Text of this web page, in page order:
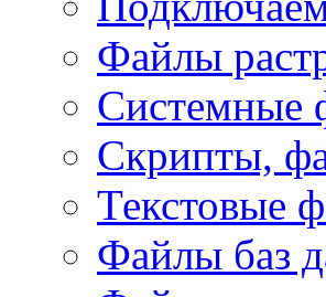
Файлы
Системные
Скрипты,
Текстовые
Файлы баз